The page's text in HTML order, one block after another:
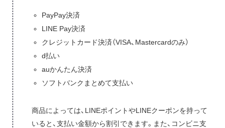
PayPay決済
LINE Pay決済
クレジットカード決済（VISA、Mastercardのみ）
d払い
auかんたん決済
ソフトバンクまとめて支払い
商品によっては、LINEポイントやLINEクーポンを持って
いると、支払い金額から割引できます。また、コンビニ支